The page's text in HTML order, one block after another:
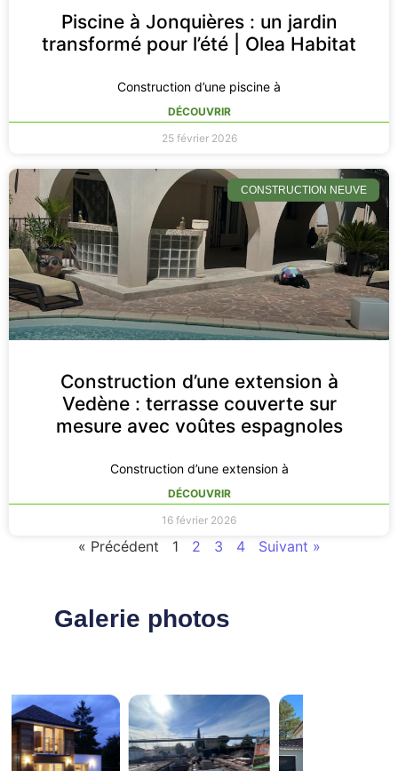
Piscine à Jonquières : un jardin
transformé pour l’été | Olea Habitat
Construction d’une piscine à
DÉCOUVRIR
25 février 2026
CONSTRUCTION NEUVE
Construction d’une extension à
Vedène : terrasse couverte sur
mesure avec voûtes espagnoles
Construction d’une extension à
DÉCOUVRIR
16 février 2026
« Précédent 1 2 3 4 Suivant »
Galerie photos